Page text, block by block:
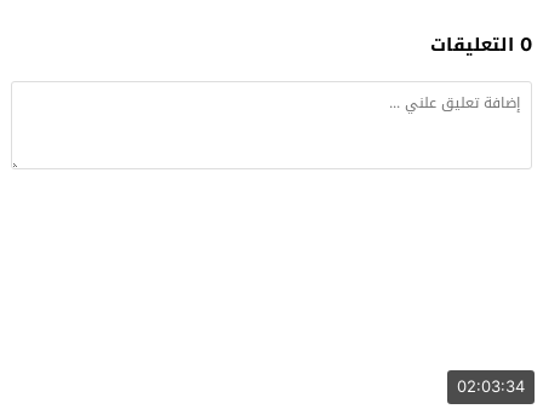
0 التعليقات
02:03:34